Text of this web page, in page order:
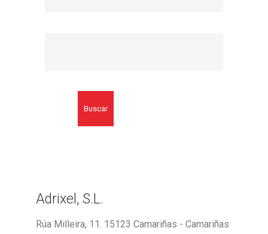
Buscar
Adrixel, S.L.
Rúa Milleira, 11. 15123 Camariñas - Camariñas